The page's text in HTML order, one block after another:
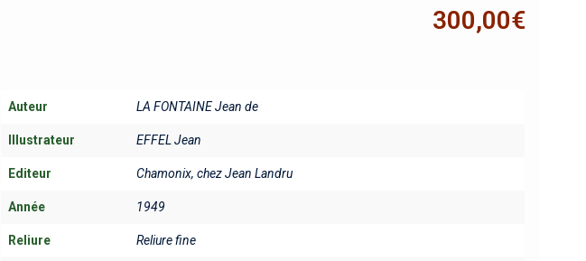
300,00€
Auteur LA FONTAINE Jean de
Illustrateur EFFEL Jean
Editeur Chamonix, chez Jean Landru
Année 1949
Reliure Reliure fine